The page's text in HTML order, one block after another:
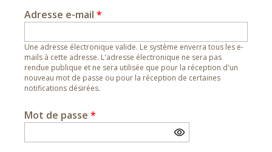
Adresse e-mail *
Une adresse électronique valide. Le système enverra tous les e-
mails à cette adresse. L'adresse électronique ne sera pas
rendue publique et ne sera utilisée que pour la réception d'un
nouveau mot de passe ou pour la réception de certaines
notifications désirées.
Mot de passe *